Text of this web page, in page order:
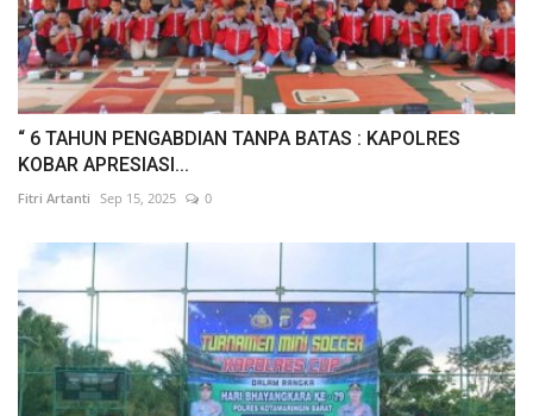
“ 6 TAHUN PENGABDIAN TANPA BATAS : KAPOLRES
KOBAR APRESIASI...
Fitri Artanti Sep 15, 2025 0